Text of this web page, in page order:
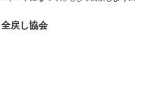
全戻し協会